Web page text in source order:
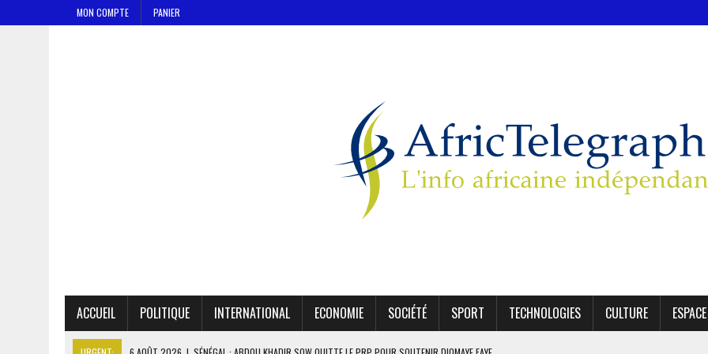
MON COMPTE PANIER
ACCUEIL POLITIQUE INTERNATIONAL ECONOMIE SOCIÉTÉ SPORT TECHNOLOGIES CULTURE